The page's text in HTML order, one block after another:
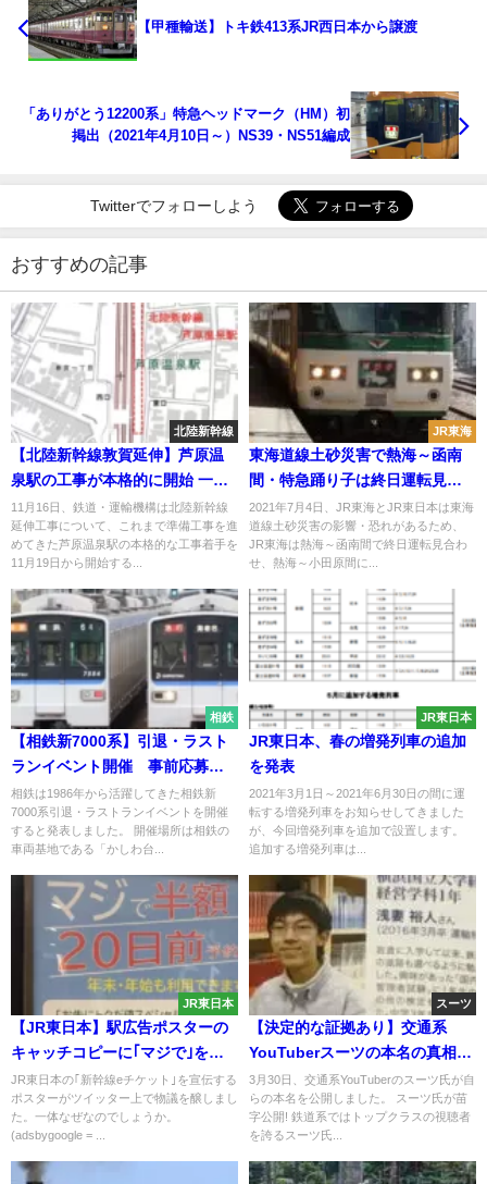
【甲種輸送】トキ鉄413系JR西日本から譲渡
「ありがとう12200系」特急ヘッドマーク（HM）初
掲出（2021年4月10日～）NS39・NS51編成
Twitterでフォローしよう
おすすめの記事
北陸新幹線
【北陸新幹線敦賀延伸】芦原温
泉駅の工事が本格的に開始 一方
で計画1年半遅れや2880億円の追
加費用も
11月16日、鉄道・運輸機構は北陸新幹線
延伸工事について、これまで準備工事を進
めてきた芦原温泉駅の本格的な工事着手を
11月19日から開始する...
JR東海
東海道線土砂災害で熱海～函南
間・特急踊り子は終日運転見合
わせへ 熱海～小田原間もお昼
ごろまで運転見合わせ・運休も
2021年7月4日、JR東海とJR東日本は東海
道線土砂災害の影響・恐れがあるため、
JR東海は熱海～函南間で終日運転見合わ
せ、熱海～小田原間に...
相鉄
【相鉄新7000系】引退・ラスト
ランイベント開催 事前応募で
運転台見学・車両撮影をかしわ
台車両センターで実施
相鉄は1986年から活躍してきた相鉄新
7000系引退・ラストランイベントを開催
すると発表しました。 開催場所は相鉄の
車両基地である「かしわ台...
JR東日本
JR東日本、春の増発列車の追加
を発表
2021年3月1日～2021年6月30日の間に運
転する増発列車をお知らせしてきました
が、今回増発列車を追加で設置します。
追加する増発列車は...
JR東日本
【JR東日本】駅広告ポスターの
キャッチコピーに｢マジで｣を使
用 ｢客に失礼｣｢作った人に気が知
れない｣と非難殺到
JR東日本の｢新幹線eチケット｣を宣伝する
ポスターがツイッター上で物議を醸しまし
た。一体なぜなのでしょうか。
(adsbygoogle = ...
スーツ
【決定的な証拠あり】交通系
YouTuberスーツの本名の真相
は? ｢浅妻裕人｣｢藤田裕人｣実は改
名してた! 自ら公開した理由と
は?
3月30日、交通系YouTuberのスーツ氏が自
らの本名を公開しました。 スーツ氏が苗
字公開! 鉄道系ではトップクラスの視聴者
を誇るスーツ氏...